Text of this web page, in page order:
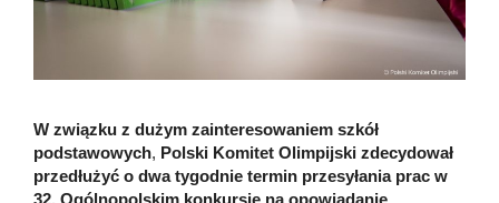
W związku z dużym zainteresowaniem szkół
podstawowych, Polski Komitet Olimpijski zdecydował
przedłużyć o dwa tygodnie termin przesyłania prac w